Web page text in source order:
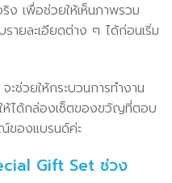
เพื่อช่วยให้เห็นภาพรวม
ายละเอียดต่าง ๆ ได้ก่อนเริ่ม
ช่วยให้กระบวนการทำงาน
ห้ได้กล่องเซ็ตของขวัญที่ตอบ
ของแบรนด์ค่ะ
Gift Set ช่วง